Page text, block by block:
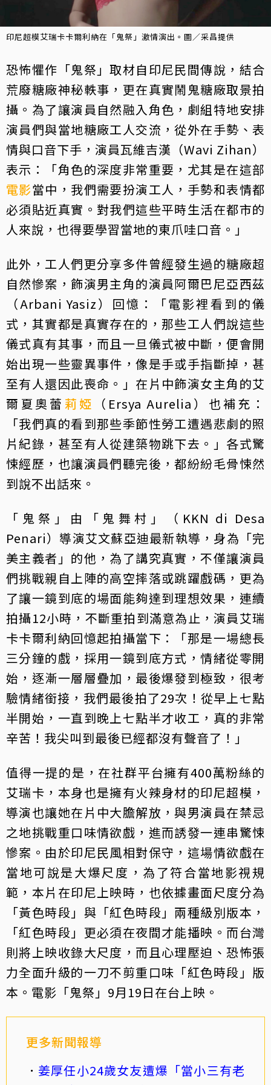
印尼超模艾瑞卡卡爾利納在「鬼祭」激情演出。圖／采昌提供
恐怖懼作「鬼祭」取材自印尼民間傳說，結合
荒廢糖廠神秘軼事，更在真實鬧鬼糖廠取景拍
攝。為了讓演員自然融入角色，劇組特地安排
演員們與當地糖廠工人交流，從外在手勢、表
情與口音下手，演員瓦維吉漢（Wavi Zihan）
表示：「角色的深度非常重要，尤其是在這部
電影當中，我們需要扮演工人，手勢和表情都
必須貼近真實。對我們這些平時生活在都市的
人來說，也得要學習當地的東爪哇口音。」
此外，工人們更分享多件曾經發生過的糖廠超
自然慘案，飾演男主角的演員阿爾巴尼亞西茲
（Arbani Yasiz）回憶：「電影裡看到的儀
式，其實都是真實存在的，那些工人們說這些
儀式真有其事，而且一旦儀式被中斷，便會開
始出現一些靈異事件，像是手或手指斷掉，甚
至有人還因此喪命。」在片中飾演女主角的艾
爾夏奧蕾 莉婭
（Ersya Aurelia）也補充：
「我們真的看到那些季節性勞工遭遇悲劇的照
片紀錄，甚至有人從建築物跳下去。」各式驚
悚經歷，也讓演員們聽完後，都紛紛毛骨悚然
到說不出話來。
「鬼祭」由「鬼舞村」（KKN di Desa
Penari）導演艾文蘇亞迪最新執導，身為「完
美主義者」的他，為了講究真實，不僅讓演員
們挑戰親自上陣的高空摔落或跳躍戲碼，更為
了讓一鏡到底的場面能夠達到理想效果，連續
拍攝12小時，不斷重拍到滿意為止，演員艾瑞
卡卡爾利納回憶起拍攝當下：「那是一場總長
三分鐘的戲，採用一鏡到底方式，情緒從零開
始，逐漸一層層疊加，最後爆發到極致，很考
驗情緒銜接，我們最後拍了29次！從早上七點
半開始，一直到晚上七點半才收工，真的非常
辛苦！我尖叫到最後已經都沒有聲音了！」
值得一提的是，在社群平台擁有400萬粉絲的
艾瑞卡，本身也是擁有火辣身材的印尼超模，
導演也讓她在片中大膽解放，與男演員在禁忌
之地挑戰重口味情欲戲，進而誘發一連串驚悚
慘案。由於印尼民風相對保守，這場情欲戲在
當地可說是大爆尺度，為了符合當地影視規
範，本片在印尼上映時，也依據畫面尺度分為
「黃色時段」與「紅色時段」兩種級別版本，
「紅色時段」更必須在夜間才能播映。而台灣
則將上映收錄大尺度，而且心理壓迫、恐怖張
力全面升級的一刀不剪重口味「紅色時段」版
本。電影「鬼祭」9月19日在台上映。
更多新聞報導
姜厚任小24歲女友遭爆「當小三有老